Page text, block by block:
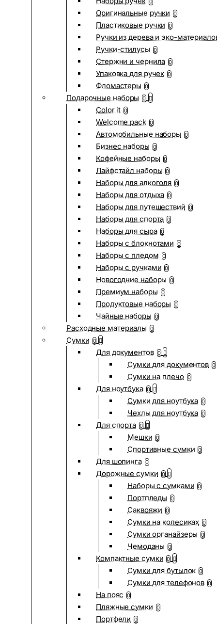
0
Оригинальные ручки 0
Пластиковые ручки 0
Ручки из дерева и эко-
Ручки-стилусы 0
Стержни и чернила 0
Упаковка для ручек 0
Фломастеры 0
Подарочные наборы 0
Color it 0
Welcome pack 0
Автомобильные наборы 0
Бизнес наборы 0
Кофейные наборы 0
Лайфстайл наборы 0
Наборы для алкоголя 0
Наборы для отдыха 0
Наборы для путешествий 0
Наборы для спорта 0
Наборы для сыра 0
Наборы с блокнотами 0
Наборы с пледом 0
Наборы с ручками 0
Новогодние наборы 0
Премиум наборы 0
Продуктовые наборы 0
Чайные наборы 0
Расходные материалы 0
Сумки 0
Для документов 0
Сумки для документов 0
Сумки на плечо 0
Для ноутбука 0
Сумки для ноутбука 0
Чехлы для ноутбука 0
Для спорта 0
Мешки 0
Спортивные сумки 0
Для шопинга 0
Дорожные сумки 0
Наборы с сумками 0
Портпледы 0
Саквояжи 0
Сумки на колесиках 0
Сумки органайзеры 0
Чемоданы 0
Компактные сумки 0
Сумки для бутылок 0
Сумки для телефонов 0
На пояс 0
Пляжные сумки 0
Портфели 0